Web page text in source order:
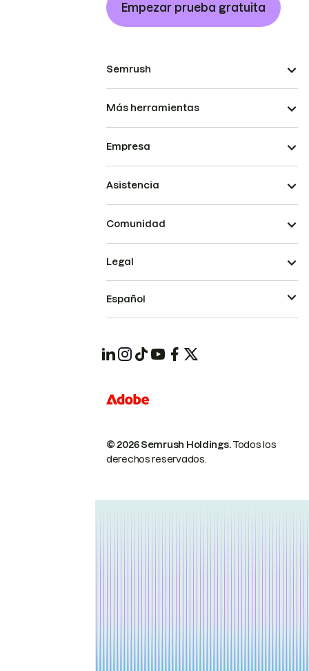
Empezar prueba gratuita
Semrush
Más herramientas
Empresa
Asistencia
Comunidad
© 2026 Semrush Holdings.Todos los
derechos reservados.
Legal
Español